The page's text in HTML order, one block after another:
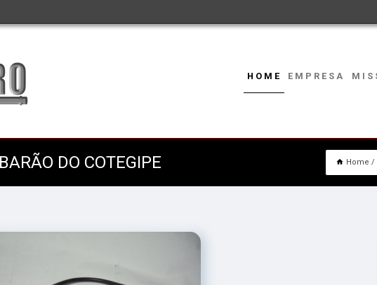
HOME EMPRESA
DO COTEGIPE Home